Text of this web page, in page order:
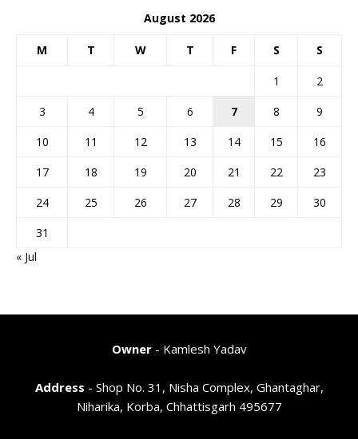
August 2026
M T W T F S S
1
2
3
4 5 6 7 8
9
10
11 12 13 14 15
16
17
18 19 20 21 22
23
24
25 26 27 28 29
30
31
« Jul
Owner- Kamlesh Yadav
Address - Shop No. 31, Nisha Complex, Ghantaghar,
Niharika, Korba, Chhattisgarh 495677